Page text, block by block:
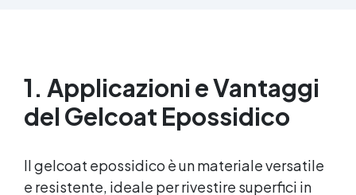
1. Applicazioni e Vantaggi
del Gelcoat Epossidico
Il gelcoat epossidico è un materiale versatile
e resistente, ideale per rivestire superfici in